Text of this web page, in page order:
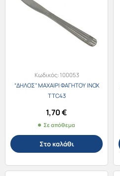
Κωδικός:100053
“ΔΗΛΟΣ” ΜΑΧΑΙΡΙ ΦΑΓΗΤΟΥ ΙΝΟΧ
TTC43
1,70€
Σε απόθεμα
Στο καλάθι